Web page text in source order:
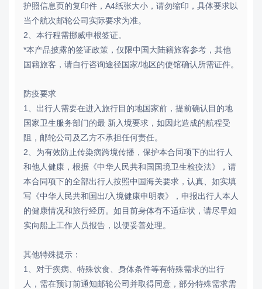
护照信息页的复印件，A4纸张大小，请勿缩印，具体要求以
当个航次邮轮公司实际要求为准。
2、本行程需挪威申根签证。
*本产品披露的签证政策，仅限中国大陆籍旅客参考，其他
国籍旅客，请自行咨询途径国家/地区的使馆确认所需证件。
防疫要求
1、出行人需要在进入旅行目的地国家前，提前确认目的地
国家卫生服务部门的最 新入境要求，如因此造成的航程受
阻，邮轮公司及乙方不承担任何责任。
2、为有效防止传染病跨境传播，保护本合同项下的出行人
和他人健康，根据《中华人民共和国国境卫生检疫法》，请
本合同项下的全部出行人按照中国海关要求，认真、如实填
写《中华人民共和国出/入境健康申明表》，申报出行人本人
的健康情况和旅行经历。如目前身体有不适症状，请尽早如
实向船上工作人员报告，以便妥善处理。
其他特殊提示：
1、对于疾病、特殊饮食、身体条件等有特殊需求的出行
人，需在预订前通知邮轮公司并取得同意，部分特殊需求需